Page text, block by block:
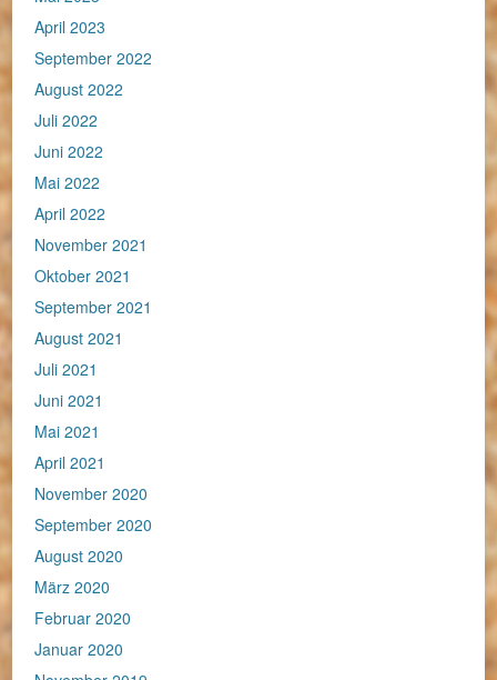
April 2023
September 2022
August 2022
Juli 2022
Juni 2022
Mai 2022
April 2022
November 2021
Oktober 2021
September 2021
August 2021
Juli 2021
Juni 2021
Mai 2021
April 2021
November 2020
September 2020
August 2020
März 2020
Februar 2020
Januar 2020